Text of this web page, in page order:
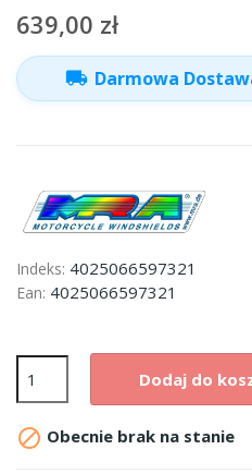
639,00 zł
local_shipping Darmowa
Indeks: 4025066597321
Ean: 4025066597321
Dodaj do
 Obecnie brak na stanie